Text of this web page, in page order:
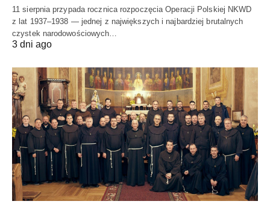
11 sierpnia przypada rocznica rozpoczęcia Operacji Polskiej NKWD
z lat 1937–1938 — jednej z największych i najbardziej brutalnych
czystek narodowościowych…
3 dni ago